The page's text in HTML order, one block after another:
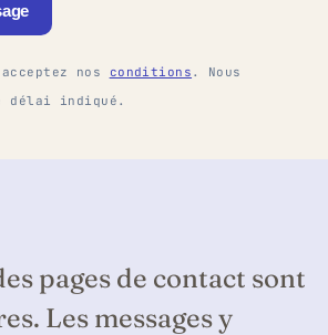
nos conditions . Nous
délai indiqué.
pages de contact sont
Les messages y